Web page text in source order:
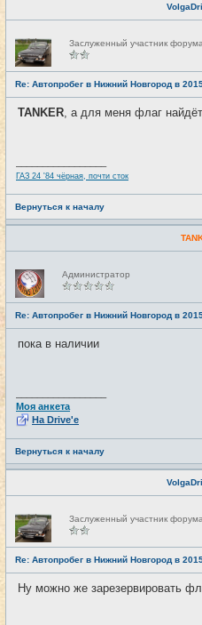
Н
е
в
с
е
т
и
Заслуженный участник форума
Re: Автопробег в Нижний Новгород в
TANKER , а для меня флаг
ГАЗ 24 '84 чёрная, почти сток
Вернуться к началу
Н
е
в
с
е
т
и
Администратор
Re: Автопробег в Нижний Новгород в
пока в наличии
Моя анкета
На Drive'e
Вернуться к началу
Н
е
в
с
е
т
и
Заслуженный участник форума
Re: Автопробег в Нижний Новгород в
Ну можно же зарезервировать